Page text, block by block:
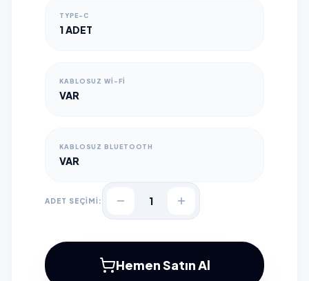
TYPE-C
1 ADET
KABLOSUZ WI-FI
VAR
KABLOSUZ BLUETOOTH
VAR
ADET SEÇİMİ: 1
Hemen Satın Al